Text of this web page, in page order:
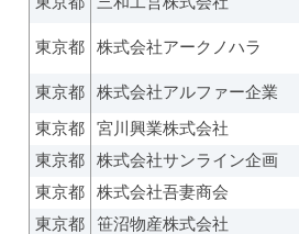
東京都 株式会社アークノハラ
東京都 株式会社アルファー企業
東京都 宮川興業株式会社
東京都 株式会社サンライン企画
東京都
株式会社吾妻商会
東京都
笹沼物産株式会社